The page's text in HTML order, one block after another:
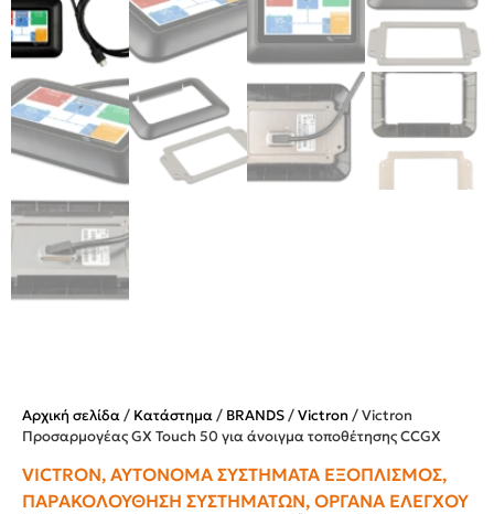
Αρχική σελίδα/ Κατάστημα/ BRANDS/Victron / Victron
Προσαρμογέας GX Touch 50 για άνοιγμα τοποθέτησης CCGX
VICTRON, ΑΥΤΌΝΟΜΑ ΣΥΣΤΉΜΑΤΑ ΕΞΟΠΛΙΣΜΌΣ,
ΠΑΡΑΚΟΛΟΎΘΗΣΗ ΣΥΣΤΗΜΆΤΩΝ, ΌΡΓΑΝΑ ΕΛΈΓΧΟΥ